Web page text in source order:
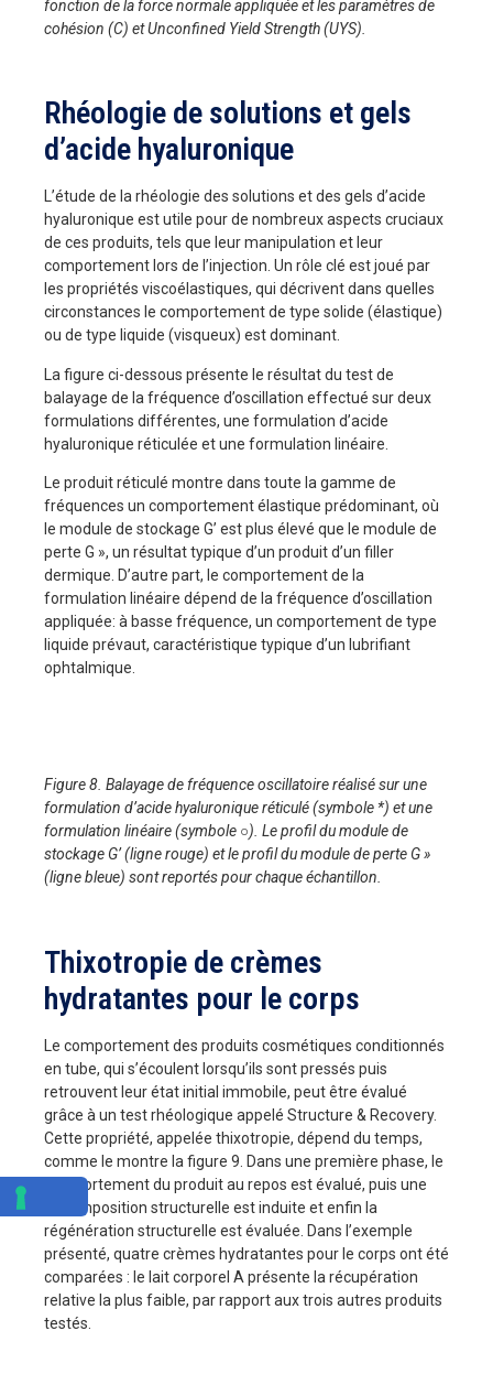
fonction de la force normale appliquée et les paramètres de
cohésion (C) et Unconfined Yield Strength (UYS).
Rhéologie de solutions et gels
d’acide hyaluronique
L’étude de la rhéologie des solutions et des gels d’acide
hyaluronique est utile pour de nombreux aspects cruciaux
de ces produits, tels que leur manipulation et leur
comportement lors de l’injection. Un rôle clé est joué par
les propriétés viscoélastiques, qui décrivent dans quelles
circonstances le comportement de type solide (élastique)
ou de type liquide (visqueux) est dominant.
La figure ci-dessous présente le résultat du test de
balayage de la fréquence d’oscillation effectué sur deux
formulations différentes, une formulation d’acide
hyaluronique réticulée et une formulation linéaire.
Le produit réticulé montre dans toute la gamme de
fréquences un comportement élastique prédominant, où
le module de stockage G’ est plus élevé que le module de
perte G », un résultat typique d’un produit d’un filler
dermique. D’autre part, le comportement de la
formulation linéaire dépend de la fréquence d’oscillation
appliquée: à basse fréquence, un comportement de type
liquide prévaut, caractéristique typique d’un lubrifiant
ophtalmique.
Figure 8. Balayage de fréquence oscillatoire réalisé sur une
formulation d’acide hyaluronique réticulé (symbole *) et une
formulation linéaire (symbole ○). Le profil du module de
stockage G’ (ligne rouge) et le profil du module de perte G »
(ligne bleue) sont reportés pour chaque échantillon.
Thixotropie de crèmes
hydratantes pour le corps
Le comportement des produits cosmétiques conditionnés
en tube, qui s’écoulent lorsqu’ils sont pressés puis
retrouvent leur état initial immobile, peut être évalué
grâce à un test rhéologique appelé Structure & Recovery.
Cette propriété, appelée thixotropie, dépend du temps,
comme le montre la figure 9. Dans une première phase, le
comportement du produit au repos est évalué, puis une
décomposition structurelle est induite et enfin la
régénération structurelle est évaluée. Dans l’exemple
présenté, quatre crèmes hydratantes pour le corps ont été
comparées : le lait corporel A présente la récupération
relative la plus faible, par rapport aux trois autres produits
testés.